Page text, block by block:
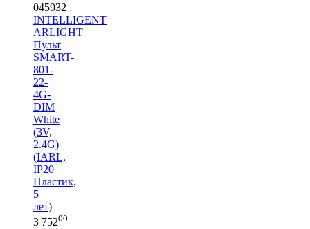
045932
INTELLIGENT
ARLIGHT
Пульт
SMART-
801-
22-
4G-
DIM
White
(3V,
2.4G)
(IARL,
IP20
Пластик,
5
лет)
3 75200